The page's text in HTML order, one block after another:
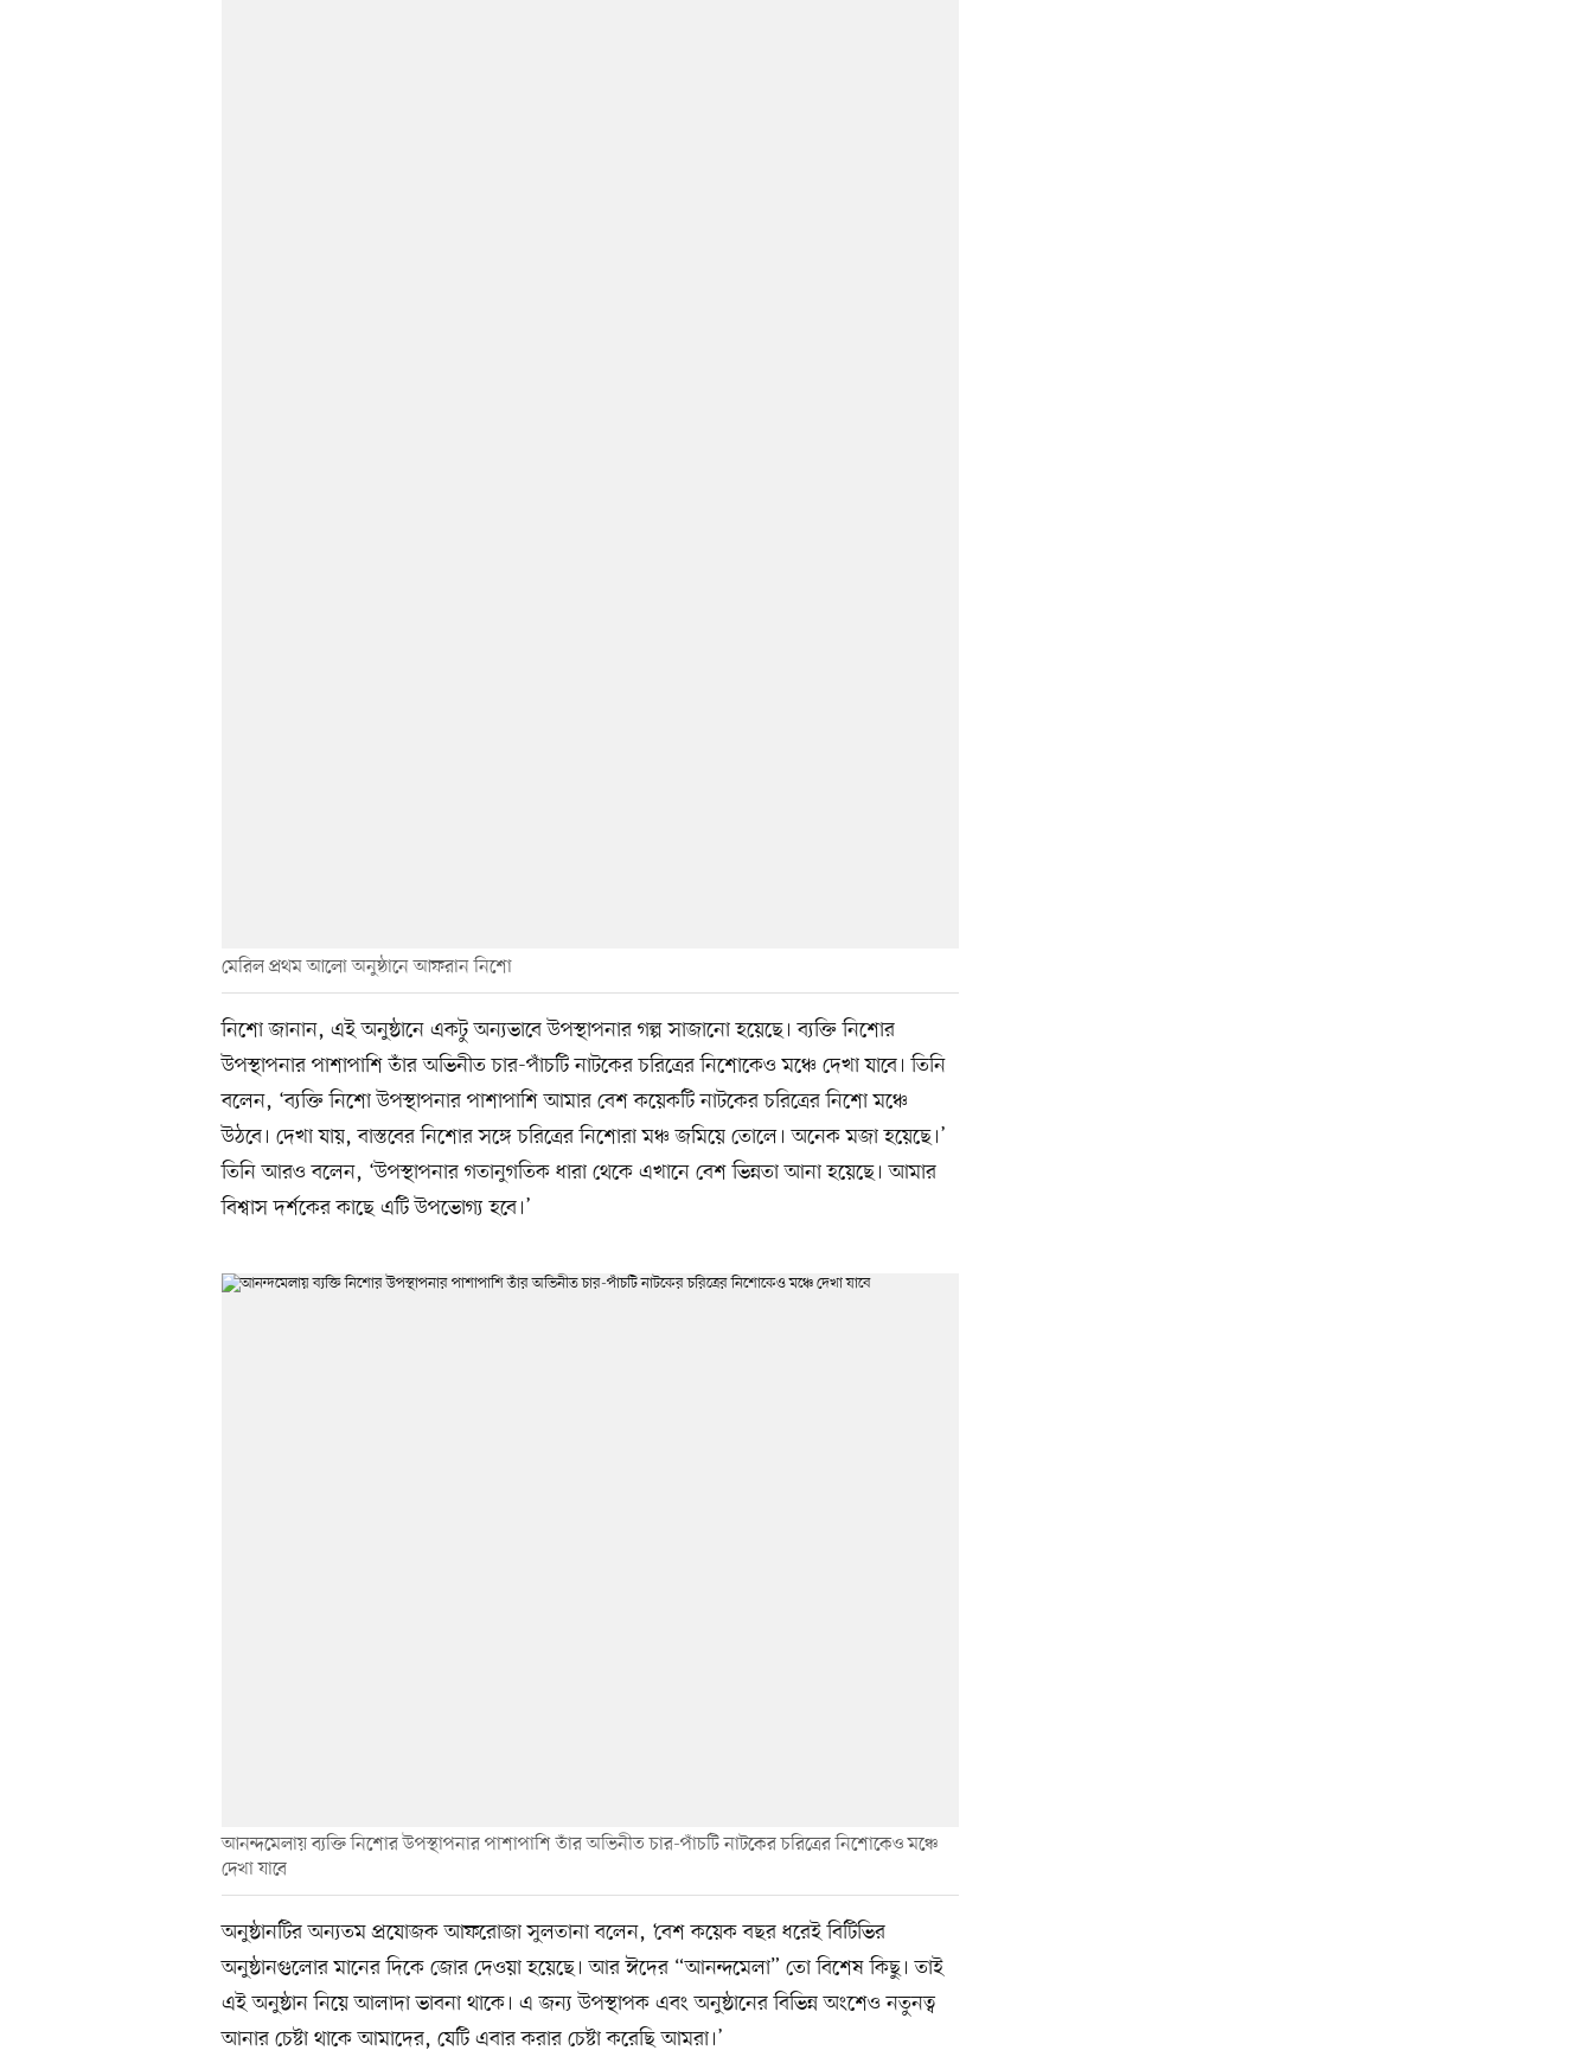
মেরিল প্রথম আলো অনুষ্ঠানে আফরান নিশো
নিশো জানান, এই অনুষ্ঠানে একটু অন্যভাবে উপস্থাপনার গল্প সাজানো হয়েছে। ব্যক্তি নিশোর
উপস্থাপনার পাশাপাশি তাঁর অভিনীত চার-পাঁচটি নাটকের চরিত্রের নিশোকেও মঞ্চে দেখা যাবে। তিনি
বলেন, ‘ব্যক্তি নিশো উপস্থাপনার পাশাপাশি আমার বেশ কয়েকটি নাটকের চরিত্রের নিশো মঞ্চে
উঠবে। দেখা যায়, বাস্তবের নিশোর সঙ্গে চরিত্রের নিশোরা মঞ্চ জমিয়ে তোলে। অনেক মজা হয়েছে।’
তিনি আরও বলেন, ‘উপস্থাপনার গতানুগতিক ধারা থেকে এখানে বেশ ভিন্নতা আনা হয়েছে। আমার
বিশ্বাস দর্শকের কাছে এটি উপভোগ্য হবে।’
আনন্দমেলায় ব্যক্তি নিশোর উপস্থাপনার পাশাপাশি তাঁর অভিনীত চার-পাঁচটি নাটকের চরিত্রের নিশোকেও মঞ্চে
দেখা যাবে
অনুষ্ঠানটির অন্যতম প্রযোজক আফরোজা সুলতানা বলেন, ‘বেশ কয়েক বছর ধরেই বিটিভির
অনুষ্ঠানগুলোর মানের দিকে জোর দেওয়া হয়েছে। আর ঈদের “আনন্দমেলা” তো বিশেষ কিছু। তাই
এই অনুষ্ঠান নিয়ে আলাদা ভাবনা থাকে। এ জন্য উপস্থাপক এবং অনুষ্ঠানের বিভিন্ন অংশেও নতুনত্ব
আনার চেষ্টা থাকে আমাদের, যেটি এবার করার চেষ্টা করেছি আমরা।’